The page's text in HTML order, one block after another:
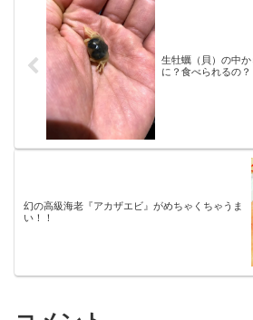
生牡蠣（貝）の中
に？食べられるの？
幻の高級海老『アカザエビ』がめちゃくちゃうま
い！！